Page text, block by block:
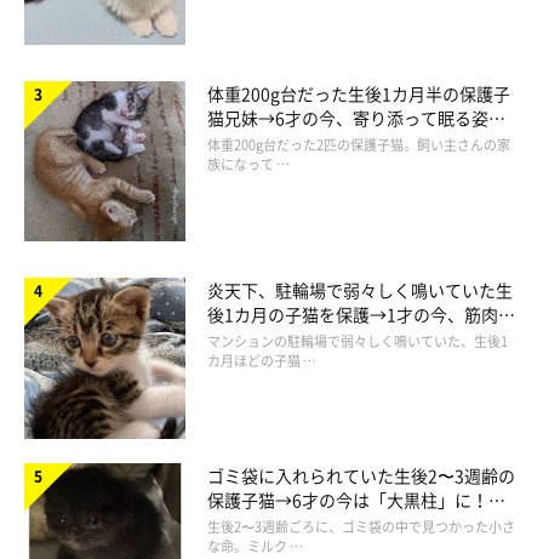
体重200g台だった生後1カ月半の保護子
猫兄妹→6才の今、寄り添って眠る姿に
ほっこり！
体重200g台だった2匹の保護子猫。飼い主さんの家
族になって …
炎天下、駐輪場で弱々しく鳴いていた生
後1カ月の子猫を保護→1才の今、筋肉質
でツンデレなコに成長
マンションの駐輪場で弱々しく鳴いていた、生後1
カ月ほどの子猫 …
ゴミ袋に入れられていた生後2〜3週齢の
保護子猫→6才の今は「大黒柱」に！
美しい黒猫に成長した姿にグッとくる
生後2〜3週齢ごろに、ゴミ袋の中で見つかった小さ
な命。ミルク …